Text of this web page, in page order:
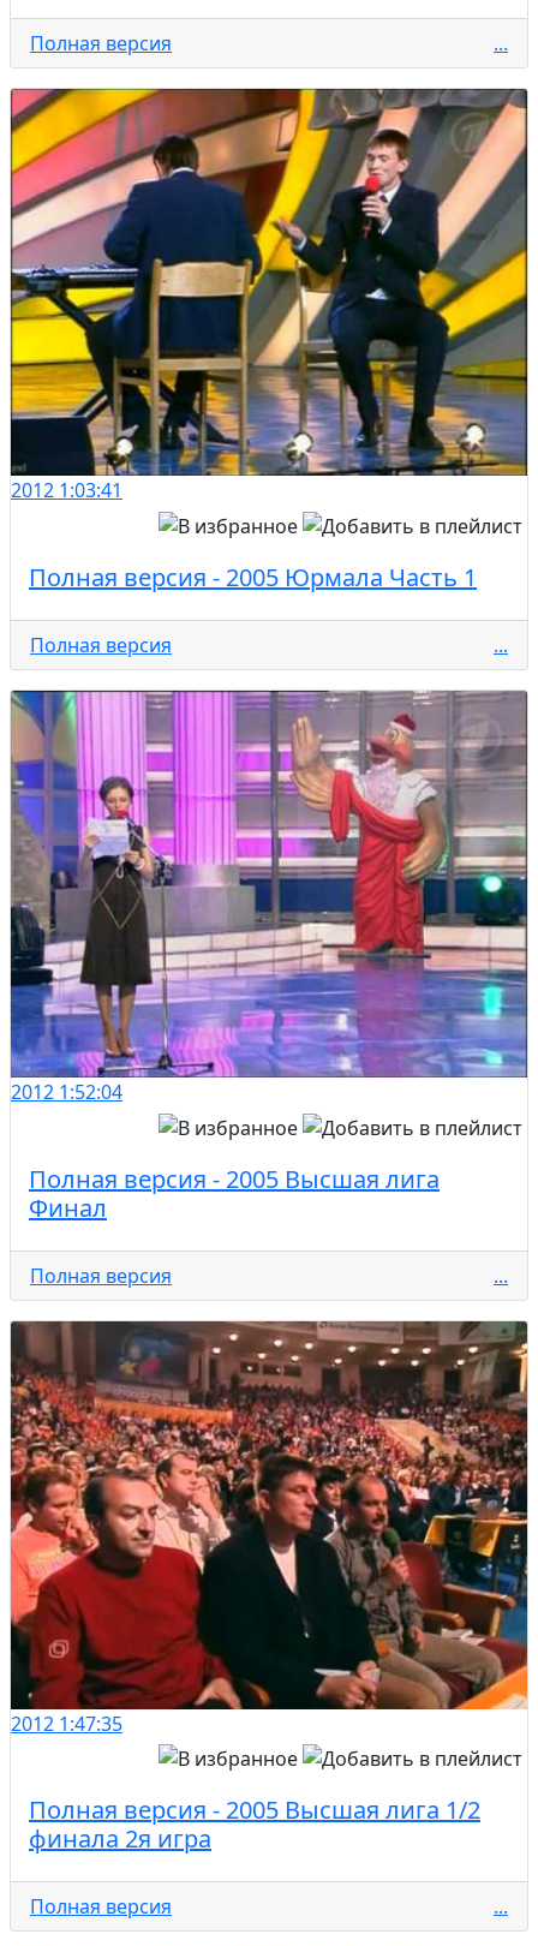
Полная версия ...
2012 1:03:41
Полная версия - 2005 Юрмала Часть 1
Полная версия ...
2012 1:52:04
Полная версия - 2005 Высшая лига
Финал
Полная версия ...
2012 1:47:35
Полная версия - 2005 Высшая лига 1/2
финала 2я игра
Полная версия ...